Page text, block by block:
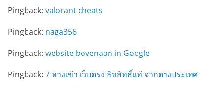
Pingback: valorant cheats
Pingback: naga356
Pingback: website bovenaan in Google
Pingback: 7 ทางเข้า เว็บตรง ลิขสิทธิ์แท้ จากต่างประเทศ